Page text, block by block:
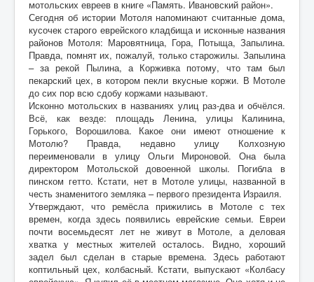
мотольских евреев в книге «Память. Ивановский район».
Сегодня об истории Мотоля напоминают считанные дома,
кусочек старого еврейского кладбища и исконные названия
районов Мотоля: Маровятница, Гора, Потыща, Запылина.
Правда, помнят их, пожалуй, только старожилы. Запылина
– за рекой Пылина, а Корживка потому, что там был
пекарский цех, в котором пекли вкусные коржи. В Мотоле
до сих пор всю сдобу коржами называют.
Исконно мотольских в названиях улиц раз-два и обчёлся.
Всё, как везде: площадь Ленина, улицы Калинина,
Горького, Ворошилова. Какое они имеют отношение к
Мотолю? Правда, недавно улицу Колхозную
переименовали в улицу Ольги Мироновой. Она была
директором Мотольской довоенной школы. Погибла в
пинском гетто. Кстати, нет в Мотоле улицы, названной в
честь знаменитого земляка – первого президента Израиля.
Утверждают, что ремёсла прижились в Мотоле с тех
времен, когда здесь появились еврейские семьи. Евреи
почти восемьдесят лет не живут в Мотоле, а деловая
хватка у местных жителей осталось. Видно, хороший
задел был сделан в старые времена. Здесь работают
коптильный цех, колбасный. Кстати, выпускают «Колбасу